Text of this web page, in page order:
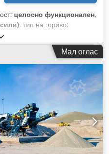
целосно функционален,
, тип на гориво:
кг
Мал оглас